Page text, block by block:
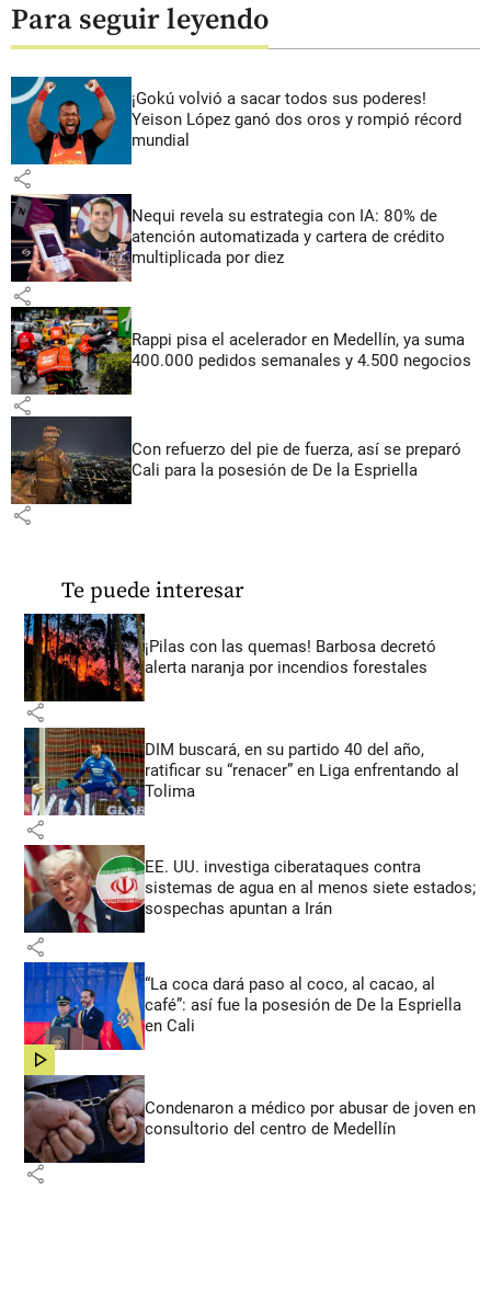
Para seguir leyendo
¡Gokú volvió a sacar todos sus poderes!
Yeison López ganó dos oros y rompió récord
mundial
share
Nequi revela su estrategia con IA: 80% de
atención automatizada y cartera de crédito
multiplicada por diez
share
Rappi pisa el acelerador en Medellín, ya suma
400.000 pedidos semanales y 4.500 negocios
share
Con refuerzo del pie de fuerza, así se preparó
Cali para la posesión de De la Espriella
share
Te puede interesar
¡Pilas con las quemas! Barbosa decretó
alerta naranja por incendios forestales
share
DIM buscará, en su partido 40 del año,
ratificar su “renacer” en Liga enfrentando al
Tolima
share
EE. UU. investiga ciberataques contra
sistemas de agua en al menos siete estados;
sospechas apuntan a Irán
share
“La coca dará paso al coco, al cacao, al
café”: así fue la posesión de De la Espriella
en Cali
share
Condenaron a médico por abusar de joven en
consultorio del centro de Medellín
share